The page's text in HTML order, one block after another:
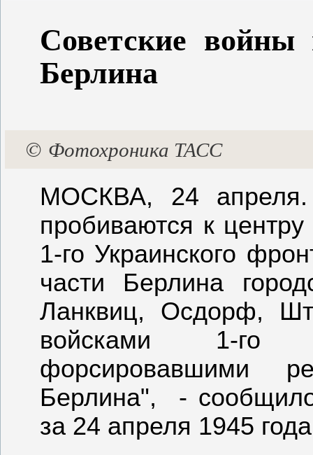
Советские
Берлина
© Фотохроника ТАСС
МОСКВА, 24
пробиваются к
1-го Украинского
части Берлина
Ланквиц, Осдорф,
войсками 1-го
форсировавшими
Берлина", -
за 24 апреля 1945